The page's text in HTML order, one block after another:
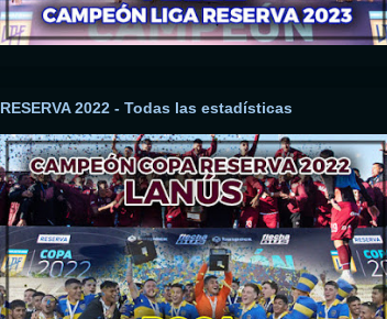
RESERVA 2022 - Todas las estadísticas